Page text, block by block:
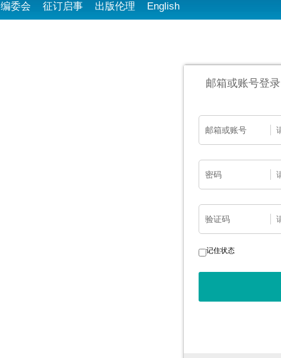
编委会 征订启事 出版伦理 English
邮箱或账号登录
邮箱或账号
密码
验证码
记住状态